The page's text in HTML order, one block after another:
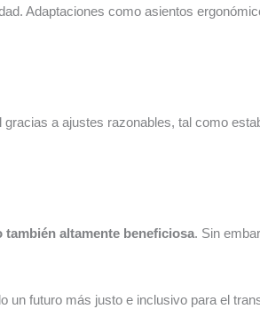
Adaptaciones como asientos
a ajustes razonables, tal como
altamente beneficiosa. Sin
futuro más justo e inclusivo para el